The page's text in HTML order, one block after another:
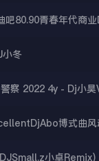
小冬
小卓Remix)